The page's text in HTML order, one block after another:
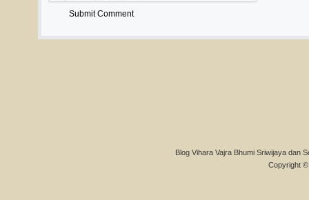
Blog Vihara Vajra Bhumi Sriwijaya dan
Copyright ©